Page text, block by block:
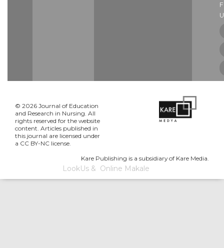
© 2026 Journal of Education
and Research in Nursing. All
rights reserved for the website
content. Articles published in
this journal are licensed under
a CC BY-NC license.
Kare Publishing is a subsidiary of Kare Media.
LookUs& Online Makale